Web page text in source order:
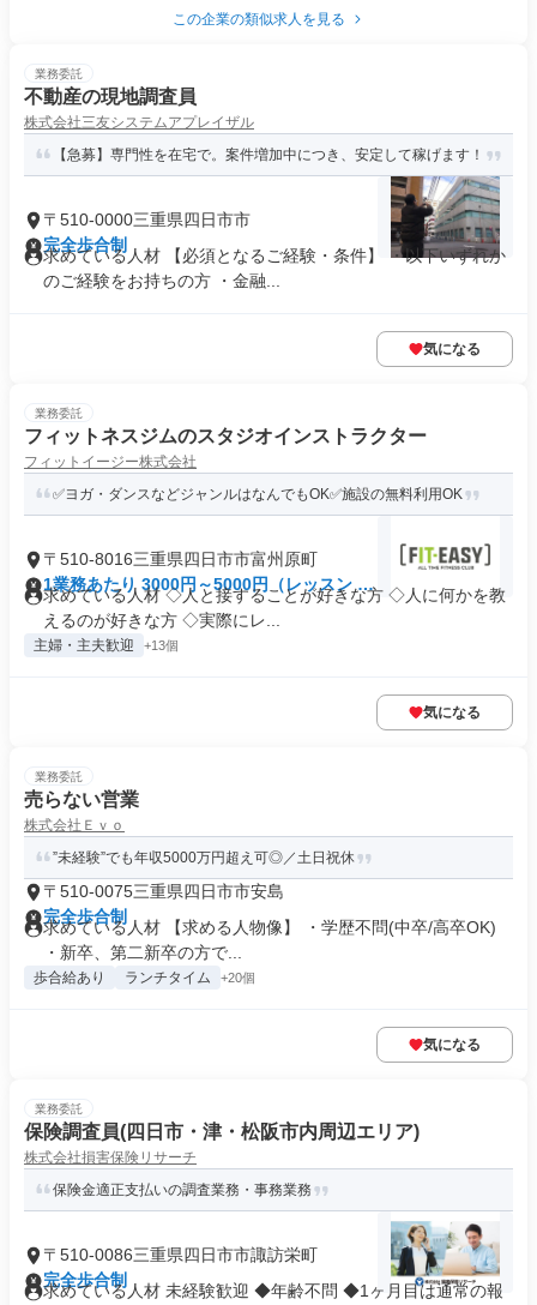
この企業の類似求人を見る
業務委託
不動産の現地調査員
株式会社三友システムアプレイザル
【急募】専門性を在宅で。案件増加中につき、安定して稼げます！
〒510-0000三重県四日市市
完全歩合制
求めている人材 【必須となるご経験・条件】 ・以下いずれか
のご経験をお持ちの方 ・金融...
気になる
業務委託
フィットネスジムのスタジオインストラクター
フィットイージー株式会社
✅ヨガ・ダンスなどジャンルはなんでもOK✅施設の無料利用OK
〒510-8016三重県四日市市富州原町
1業務あたり 3000円～5000円（レッスン 60
分）
求めている人材 ◇人と接することが好きな方 ◇人に何かを教
えるのが好きな方 ◇実際にレ...
主婦・主夫歓迎 +13個
気になる
業務委託
売らない営業
株式会社Ｅｖｏ
”未経験”でも年収5000万円超え可◎／土日祝休
〒510-0075三重県四日市市安島
完全歩合制
求めている人材 【求める人物像】 ・学歴不問(中卒/高卒OK)
・新卒、第二新卒の方で...
歩合給あり ランチタイム +20個
気になる
業務委託
保険調査員(四日市・津・松阪市内周辺エリア)
株式会社損害保険リサーチ
保険金適正支払いの調査業務・事務業務
〒510-0086三重県四日市市諏訪栄町
完全歩合制
求めている人材 未経験歓迎 ◆年齢不問 ◆1ヶ月目は通常の報